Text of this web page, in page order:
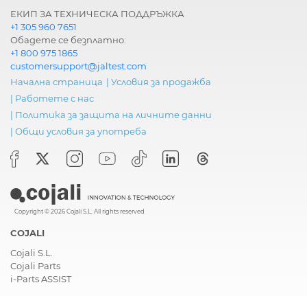
ЕКИП ЗА ТЕХНИЧЕСКА ПОДДРЪЖКА
+1 305 960 7651
Обадете се безплатно:
+1 800 975 1865
customersupport@jaltest.com
Начална страница | Условия за продажба
| Работете с нас
| Политика за защита на личните данни
| Общи условия за употреба
Copyright © 2026 Cojali S.L. All rights reserved
COJALI
Cojali S.L.
Cojali Parts
i-Parts ASSIST